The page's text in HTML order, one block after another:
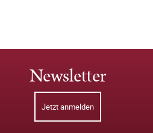
Newsletter
Jetzt anmelden